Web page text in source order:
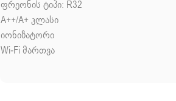
ფრეონის ტიპი: R32
A++/A+ კლასი
იონიზატორი
Wi-Fi მართვა